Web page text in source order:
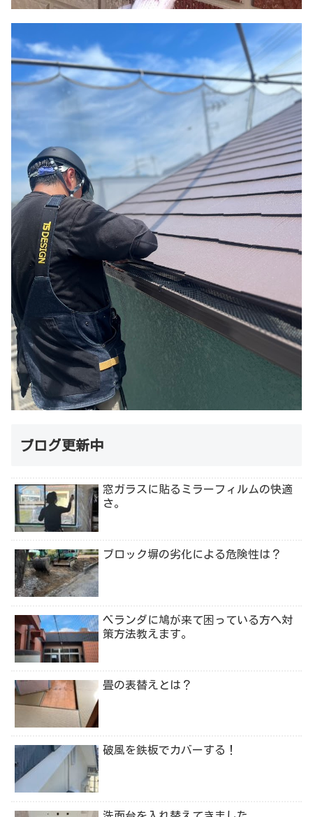
ブログ更新中
窓ガラスに貼るミラーフィルムの快適
さ。
ブロック塀の劣化による危険性は？
ベランダに鳩が来て困っている方へ対
策方法教えます。
畳の表替えとは？
破風を鉄板でカバーする！